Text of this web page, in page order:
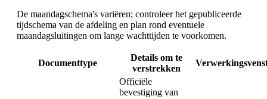
De maandagschema's variëren; controleer het gepubliceerde
tijdschema van de afdeling en plan rond eventuele
maandagsluitingen om lange wachttijden te voorkomen.
Documenttype
Details om te
verstrekken
Officiële
bevestiging van